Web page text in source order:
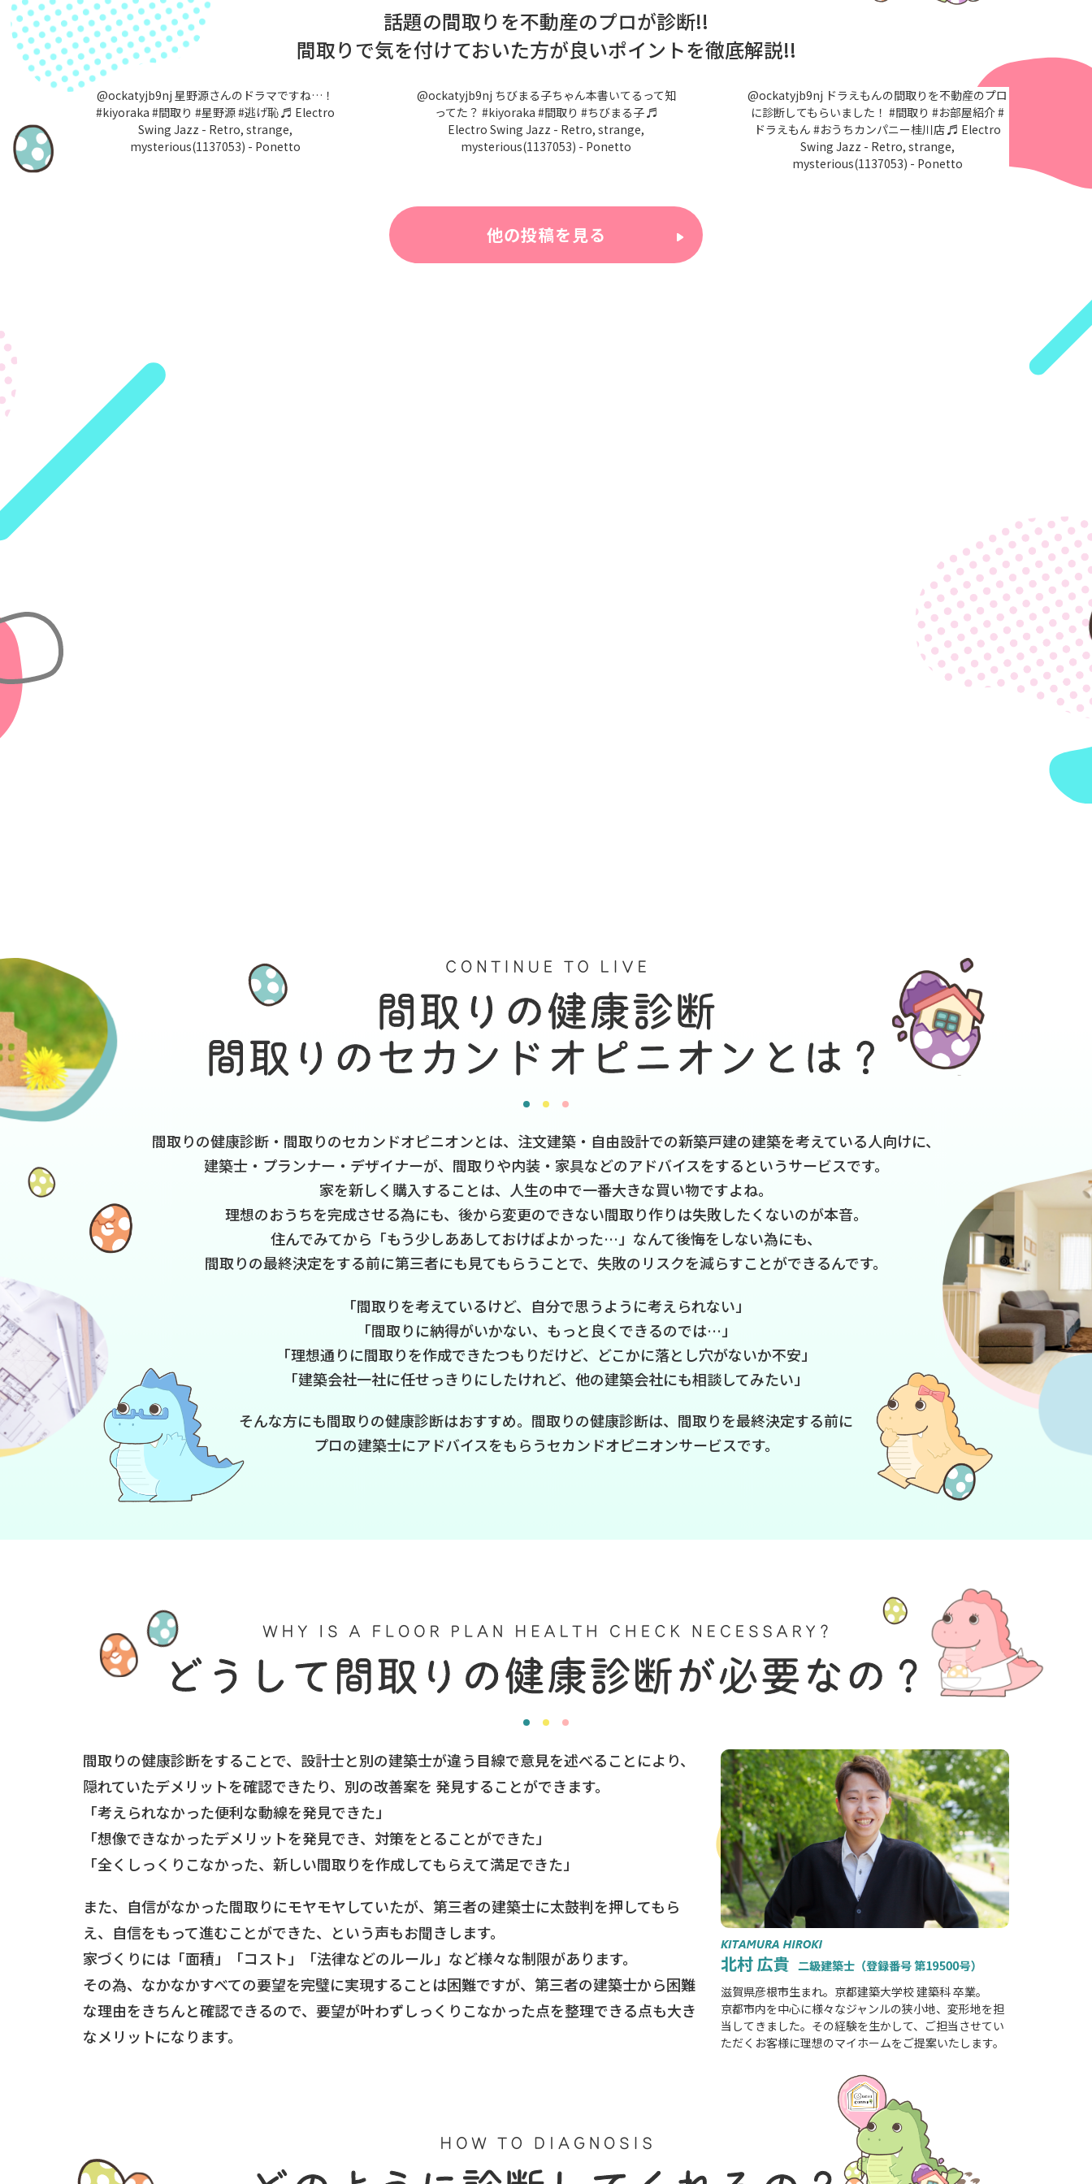
話題の間取りを不動産のプロが診断!!
間取りで気を付けておいた方が良いポイントを徹底解説!!
@ockatyjb9nj 星野源さんのドラマですね…！
#kiyoraka #間取り #星野源#逃げ恥♬ Electro
Swing Jazz - Retro, strange,
mysterious(1137053) - Ponetto
@ockatyjb9nj ちびまる子ちゃん本書いてるって知
ってた？ #kiyoraka #間取り #ちびまる子♬
Electro Swing Jazz - Retro, strange,
mysterious(1137053) - Ponetto
@ockatyjb9nj ドラえもんの間取りを不動産のプロ
に診断してもらいました！ #間取り #お部屋紹介#
ドラえもん #おうちカンパニー桂川店♬ Electro
Swing Jazz - Retro, strange,
mysterious(1137053) - Ponetto
他の投稿を見る
間取りの健康診断・間取りのセカンドオピニオンとは、注文建築・自由設計での新築戸建の建築を考えている人向けに、
建築士・プランナー・デザイナーが、間取りや内装・家具などのアドバイスをするというサービスです。
家を新しく購入することは、人生の中で一番大きな買い物ですよね。
理想のおうちを完成させる為にも、後から変更のできない間取り作りは失敗したくないのが本音。
住んでみてから「もう少しああしておけばよかった…」なんて後悔をしない為にも、
間取りの最終決定をする前に第三者にも見てもらうことで、失敗のリスクを減らすことができるんです。
「間取りを考えているけど、自分で思うように考えられない」
「間取りに納得がいかない、もっと良くできるのでは…」
「理想通りに間取りを作成できたつもりだけど、どこかに落とし穴がないか不安」
「建築会社一社に任せっきりにしたけれど、他の建築会社にも相談してみたい」
そんな方にも間取りの健康診断はおすすめ。間取りの健康診断は、間取りを最終決定する前に
プロの建築士にアドバイスをもらうセカンドオピニオンサービスです。
間取りの健康診断をすることで、設計士と別の建築士が違う目線で意見を述べることにより、
隠れていたデメリットを確認できたり、別の改善案を 発見することができます。
「考えられなかった便利な動線を発見できた」
「想像できなかったデメリットを発見でき、対策をとることができた」
「全くしっくりこなかった、新しい間取りを作成してもらえて満足できた」
また、自信がなかった間取りにモヤモヤしていたが、第三者の建築士に太鼓判を押してもら
え、自信をもって進むことができた、という声もお聞きします。
家づくりには「面積」「コスト」「法律などのルール」など様々な制限があります。
その為、なかなかすべての要望を完璧に実現することは困難ですが、第三者の建築士から困難
な理由をきちんと確認できるので、要望が叶わずしっくりこなかった点を整理できる点も大き
なメリットになります。
滋賀県彦根市生まれ。京都建築大学校 建築科 卒業。
京都市内を中心に様々なジャンルの狭小地、変形地を担
当してきました。その経験を生かして、ご担当させてい
ただくお客様に理想のマイホームをご提案いたします。